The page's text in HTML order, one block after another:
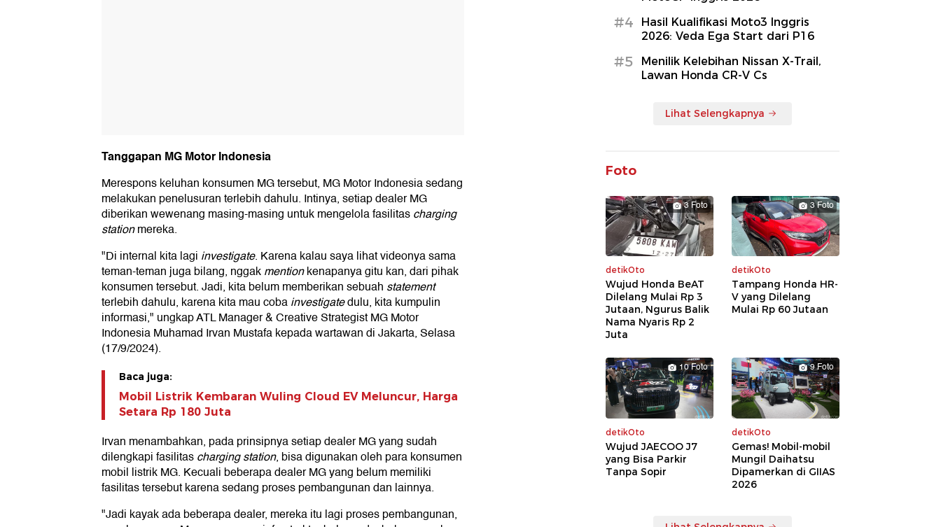
Tanggapan MG Motor Indonesia
Merespons keluhan konsumen MG tersebut, MG Motor Indonesia sedang
melakukan penelusuran terlebih dahulu. Intinya, setiap dealer MG
diberikan wewenang masing-masing untuk mengelola fasilitascharging
stationmereka.
"Di internal kita lagi investigate. Karena kalau saya lihat videonya sama
teman-teman juga bilang, nggakmentionkenapanya gitu kan, dari pihak
konsumen tersebut. Jadi, kita belum memberikan sebuah statement
terlebih dahulu, karena kita mau cobainvestigatedulu, kita kumpulin
informasi," ungkap ATL Manager & Creative Strategist MG Motor
Indonesia Muhamad Irvan Mustafa kepada wartawan di Jakarta, Selasa
(17/9/2024).
Baca juga:
Mobil Listrik Kembaran Wuling Cloud EV Meluncur, Harga
Setara Rp 180 Juta
Irvan menambahkan, pada prinsipnya setiap dealer MG yang sudah
dilengkapi fasilitascharging station, bisa digunakan oleh para konsumen
mobil listrik MG. Kecuali beberapa dealer MG yang belum memiliki
fasilitas tersebut karena sedang proses pembangunan dan lainnya.
"Jadi kayak ada beberapa dealer, mereka itu lagi proses pembangunan,
#4
Hasil Kualifikasi Moto3 Inggris
2026: Veda Ega Start dari P16
#5
Menilik Kelebihan Nissan X-Trail,
Lawan Honda CR-V Cs
Lihat Selengkapnya
Foto
3 Foto
detikOto
Wujud Honda BeAT
Dilelang Mulai Rp 3
Jutaan, Ngurus Balik
Nama Nyaris Rp 2
Juta
3 Foto
detikOto
Tampang Honda HR-
V yang Dilelang
Mulai Rp 60 Jutaan
10 Foto
detikOto
Wujud JAECOO J7
yang Bisa Parkir
Tanpa Sopir
9 Foto
detikOto
Gemas! Mobil-mobil
Mungil Daihatsu
Dipamerkan di GIIAS
2026